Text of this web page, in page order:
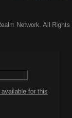
Network. All Rights
for this